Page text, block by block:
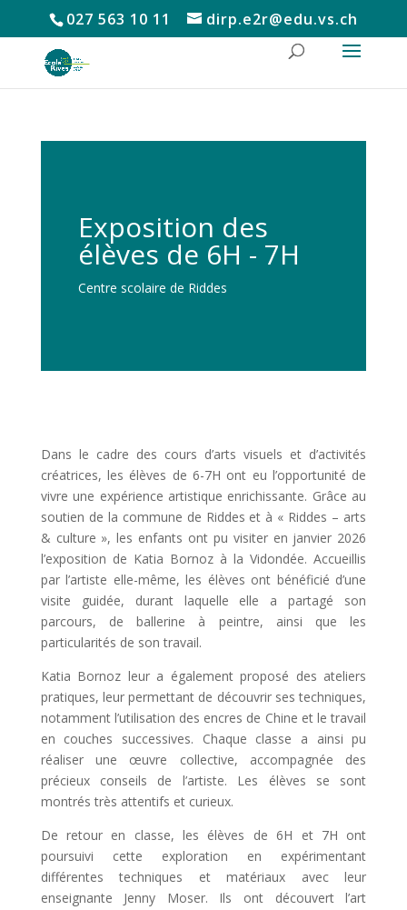
027 563 10 11 dirp.e2r@edu.vs.ch
Exposition des
élèves de 6H - 7H
Centre scolaire de Riddes
Dans le cadre des cours d’arts visuels et d’activités
créatrices, les élèves de 6-7H ont eu l’opportunité de
vivre une expérience artistique enrichissante. Grâce au
soutien de la commune de Riddes et à « Riddes – arts
& culture », les enfants ont pu visiter en janvier 2026
l’exposition de Katia Bornoz à la Vidondée. Accueillis
par l’artiste elle-même, les élèves ont bénéficié d’une
visite guidée, durant laquelle elle a partagé son
parcours, de ballerine à peintre, ainsi que les
particularités de son travail.
Katia Bornoz leur a également proposé des ateliers
pratiques, leur permettant de découvrir ses techniques,
notamment l’utilisation des encres de Chine et le travail
en couches successives. Chaque classe a ainsi pu
réaliser une œuvre collective, accompagnée des
précieux conseils de l’artiste. Les élèves se sont
montrés très attentifs et curieux.
De retour en classe, les élèves de 6H et 7H ont
poursuivi cette exploration en expérimentant
différentes techniques et matériaux avec leur
enseignante Jenny Moser. Ils ont découvert l’art